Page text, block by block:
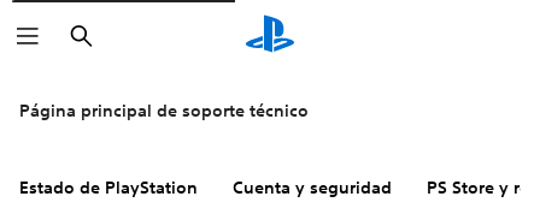
Buscar
Página principal de soporte técnico
Estado de PlayStation Cuenta y seguridad PS Store y